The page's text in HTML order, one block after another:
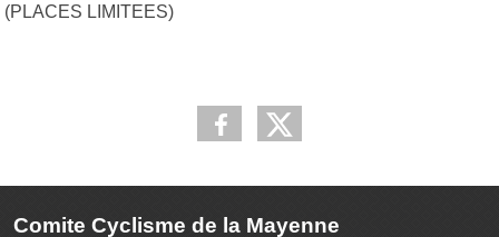
(PLACES LIMITEES)
Comite Cyclisme de la Mayenne